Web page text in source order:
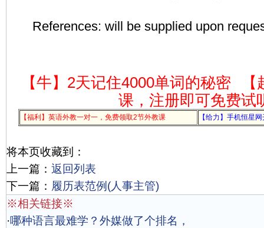
References: will be supplied upon
【牛】2天记住4000单词的秘密
课，注册即可免费试
【福利】英语外教一对一，免费领取2节外教课 【给力】手机恒星
将本页收藏到：
上一篇： 返回列表
下一篇： 履历表范例(人事主管)
※相关链接※
·哪种语言最难学？外媒做了个排名，